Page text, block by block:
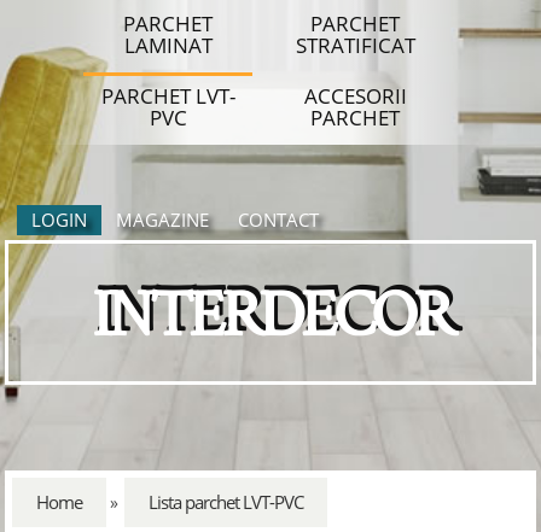
PARCHET
LAMINAT
PARCHET
STRATIFICAT
PARCHET LVT-
PVC
ACCESORII
PARCHET
LOGIN MAGAZINE CONTACT
INTERDECOR
Home » Lista parchet LVT-PVC